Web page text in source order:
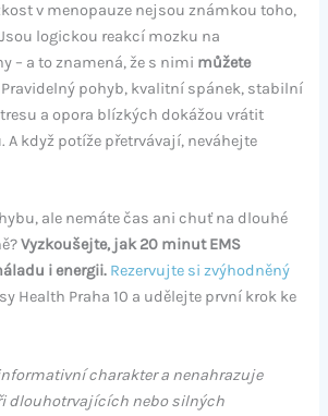
v menopauze nejsou známkou toho,
logickou reakcí mozku na
– a to znamená, že s nimi můžete
Pravidelný pohyb, kvalitní spánek, stabilní
a opora blízkých dokážou vrátit
A když potíže přetrvávají, neváhejte
ale nemáte čas ani chuť na dlouhé
Vyzkoušejte, jak 20 minut EMS
i energii. Rezervujte si zvýhodněný
Health Praha 10 a udělejte první krok ke
charakter a nenahrazuje
dlouhotrvajících nebo silných